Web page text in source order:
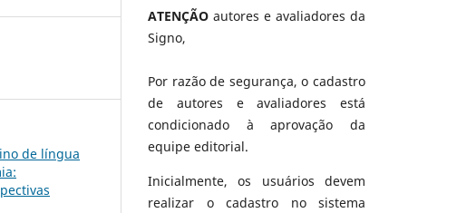
de língua
ATENÇÃO autores e avaliadores da
Signo,
Por razão de segurança, o cadastro
de autores e avaliadores está
condicionado à aprovação da
equipe editorial.
Inicialmente, os usuários devem
realizar o cadastro no sistema